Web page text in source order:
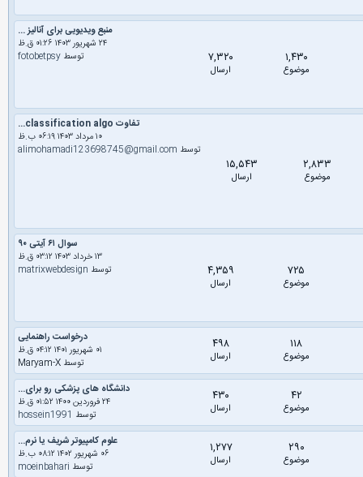
۱,۴۳۰
موضوع
۷,۳۲۰
ارسال
منبع ویدیویی برای آنالیز ...
۲۴ شهریور ۱۴۰۳ ۰۱:۲۶ ق.ظ
توسط fotobetpsy
۲,۸۳۳
موضوع
۱۵,۵۴۳
ارسال
تفاوت classification algo...
۱۰ مرداد ۱۴۰۳ ۰۶:۱۹ ب.ظ
توسط alimohamadi123698745@gmail.com
۷۲۵
موضوع
۴,۳۵۹
ارسال
سوال ۶۱ آیتی ۹۰
۱۳ خرداد ۱۴۰۳ ۰۳:۱۲ ق.ظ
توسط matrixwebdesign
۱۱۸
موضوع
۴۹۸
ارسال
درخواست راهنمایی
۰۱ شهریور ۱۴۰۱ ۰۴:۱۲ ق.ظ
توسط Maryam-X
۴۲
موضوع
۴۳۰
ارسال
دانشگاه های پزشکی رو برای...
۲۴ فروردین ۱۴۰۰ ۰۱:۵۲ ق.ظ
توسط hossein1991
۲۹۰
موضوع
۱,۲۷۷
ارسال
علوم کامپیوتر شریف یا نرم...
۰۶ شهریور ۱۴۰۲ ۰۸:۱۲ ب.ظ
توسط moeinbahari